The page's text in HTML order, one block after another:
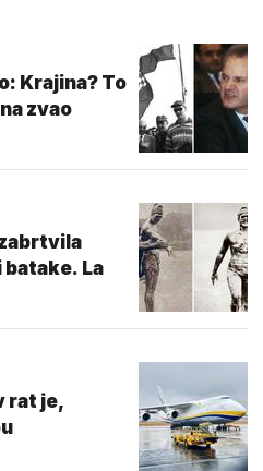
Krajina? To
zvao
La
rat je,